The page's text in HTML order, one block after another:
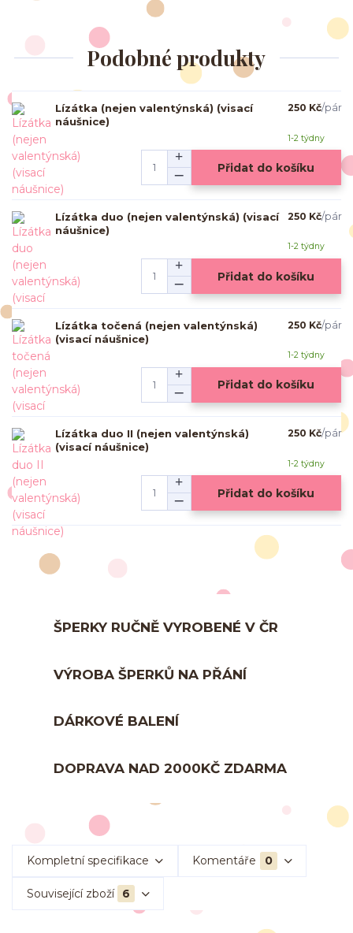
Podobné produkty
Lízátka (nejen valentýnská) (visací
náušnice)
250 Kč/pár
1-2 týdny
Přidat do košíku
Lízátka duo (nejen valentýnská) (visací
náušnice)
250 Kč/pár
1-2 týdny
Přidat do košíku
Lízátka točená (nejen valentýnská)
(visací náušnice)
250 Kč/pár
1-2 týdny
Přidat do košíku
Lízátka duo II (nejen valentýnská)
(visací náušnice)
250 Kč/pár
1-2 týdny
Přidat do košíku
ŠPERKY RUČNĚ VYROBENÉ V ČR
VÝROBA ŠPERKŮ NA PŘÁNÍ
DÁRKOVÉ BALENÍ
DOPRAVA NAD 2000KČ ZDARMA
Kompletní specifikace Komentáře 0
Související zboží 6